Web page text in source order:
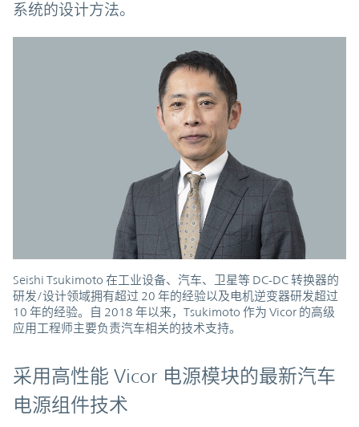
系统的设计方法。
Seishi Tsukimoto 在工业设备、汽车、卫星等 DC-DC 转换器的
研发/设计领域拥有超过 20 年的经验以及电机逆变器研发超过
10 年的经验。自 2018 年以来，Tsukimoto 作为 Vicor 的高级
应用工程师主要负责汽车相关的技术支持。
采用高性能 Vicor 电源模块的最新汽车
电源组件技术